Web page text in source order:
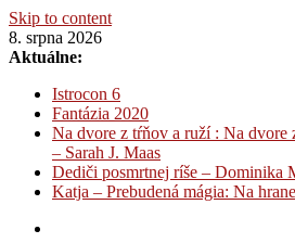
Skip to content
8. srpna 2026
Aktuálne:
Istrocon 6
Fantázia 2020
Na dvore z tŕňov a ruží : Na dvore
– Sarah J. Maas
Dediči posmrtnej ríše – Dominika
Katja – Prebudená mágia: Na